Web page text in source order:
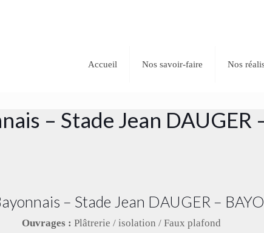
Accueil Nos savoir-faire Nos
– Stade Jean DAUGER
– Stade Jean DAUGER –
Ouvrages : Plâtrerie / isolation / Faux plafond